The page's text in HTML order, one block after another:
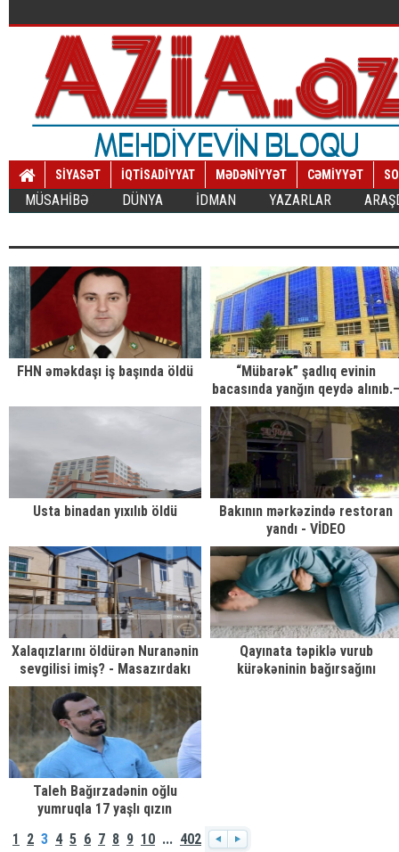
SİYASƏT İQTİSADİYYAT MƏDƏNİYYƏT CƏMİYYƏT
MÜSAHİBƏ DÜNYA İDMAN YAZARLAR
FHN əməkdaşı iş başında öldü
“Mübarək” şadlıq evinin
bacasında yanğın qeydə
FOTOLAR
Usta binadan yıxılıb öldü
Bakının mərkəzində restoran
yandı - VİDEO
Xalaqızlarını öldürən Nuranənin
sevgilisi imiş? - Masazırdakı
cinayətin təfərrüatı
Qayınata təpiklə vurub
kürəkəninin bağırsağını
Taleh Bağırzadənin oğlu
yumruqla 17 yaşlı qızın
1 2 3 4 5 6 7 8 9 10 ... 402